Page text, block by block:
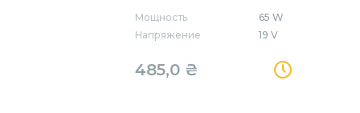
Мощность
65 W
Напряжение
19 V
485,0 ₴